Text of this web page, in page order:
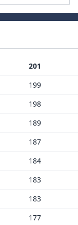
201
199
198
189
187
184
183
183
177